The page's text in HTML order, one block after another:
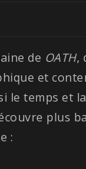
de OATH,
et
le temps et
plus
: